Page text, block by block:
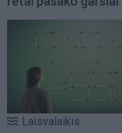
Laisvalaikis